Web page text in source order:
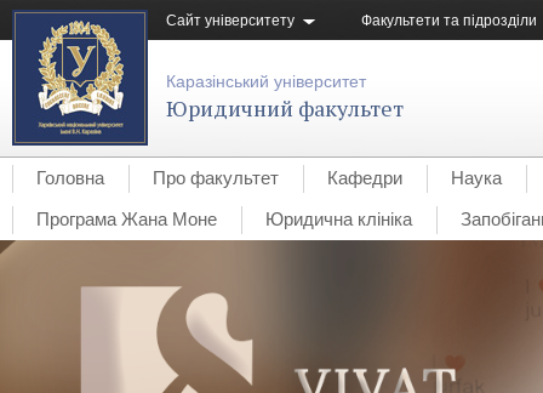
Сайт університету Факультети та підрозділи
Каразінський університет
Юридичний факультет
Головна Про факультет Кафедри
Наука
Програма Жана Моне
Юридична клініка